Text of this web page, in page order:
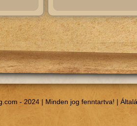
- 2024 | Minden jog fenntartva! |